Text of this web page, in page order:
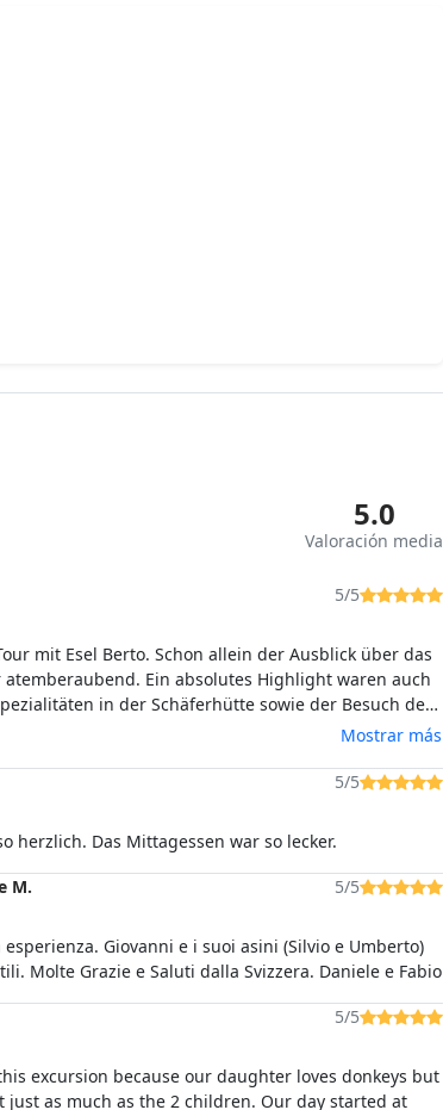
5.0
Valoración media
5/5
mit Esel Berto. Schon allein der Ausblick über das
atemberaubend. Ein absolutes Highlight waren auch
in der Schäferhütte sowie der Besuch der
Tropfsteinhöhle. Die Tour ist sehr empfehlenswert!
Mostrar más
5/5
herzlich. Das Mittagessen war so lecker.
M.
5/5
Giovanni e i suoi asini (Silvio e Umberto)
erano molto gentili. Molte Grazie e Saluti dalla Svizzera. Daniele e Fabio
5/5
excursion because our daughter loves donkeys but
just as much as the 2 children. Our day started at